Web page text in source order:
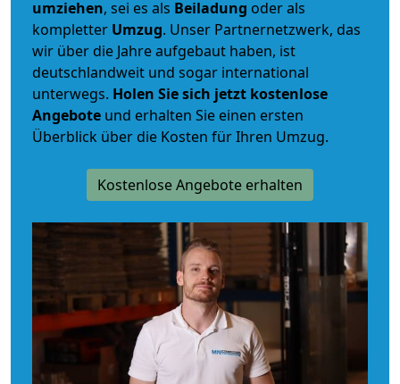
umziehen, sei es als Beiladung oder als
kompletter Umzug. Unser Partnernetzwerk, das
wir über die Jahre aufgebaut haben, ist
deutschlandweit und sogar international
unterwegs. Holen Sie sich jetzt kostenlose
Angebote und erhalten Sie einen ersten
Überblick über die Kosten für Ihren Umzug.
Kostenlose Angebote erhalten